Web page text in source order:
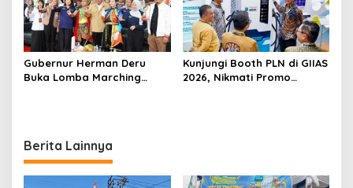
Gubernur Herman Deru
Buka Lomba Marching
Kunjungi Booth PLN di GIIAS
2026, Nikmati Promo
Berita Lainnya